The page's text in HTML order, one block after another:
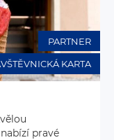
KARTA
PARTNER
pravé